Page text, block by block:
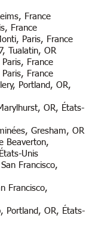
France
France
Paris, France
Tualatin, OR
France
France
Portland, OR,
OR, États-
Gresham, OR
Beaverton,
Unis
Francisco,
Francisco,
Portland, OR, États-